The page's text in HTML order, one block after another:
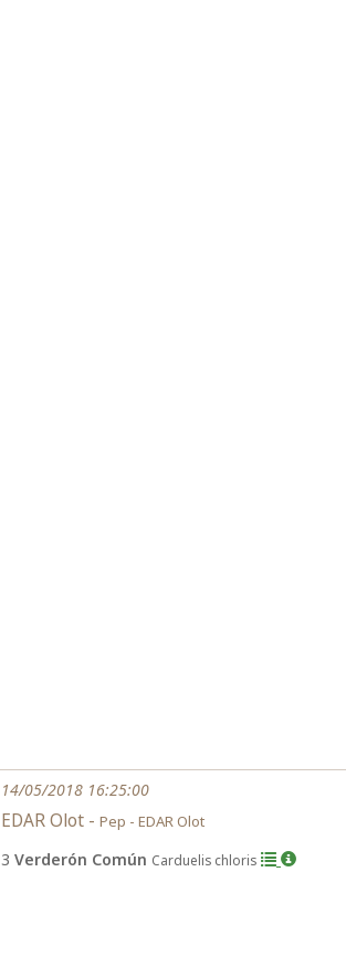
14/05/2018 16:25:00
EDAR Olot - Pep - EDAR Olot
3 Verderón Común Carduelis chloris